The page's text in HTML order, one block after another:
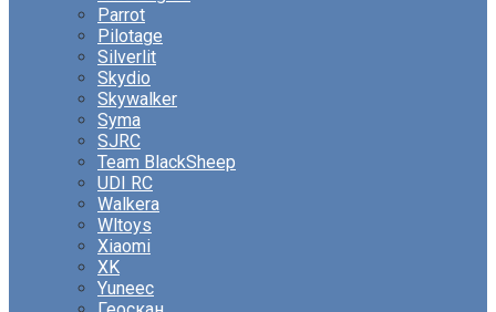
Parrot
Pilotage
Silverlit
Skydio
Skywalker
Syma
SJRC
Team BlackSheep
UDI RC
Walkera
Wltoys
Xiaomi
XK
Yuneec